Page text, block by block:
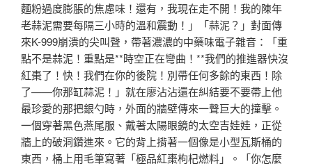
麵粉過度膨脹的焦慮味！還有，我現在走不開！我的陳年
老蒜泥需要每隔三小時的溫和震動！」「蒜泥？」對面傳
來K-999崩潰的尖叫聲，帶著濃濃的中藥味電子雜音：「重
點不是蒜泥！重點是**時空正在彎曲！**我們的推進器快沒
紅棗了！快！我們在你的後院！別帶任何多餘的東西！除
了——你那缸蒜泥！」就在廖沾沾還在糾結要不要帶上他
最珍愛的那把銀勺時，外面的牆壁傳來一聲巨大的撞擊。
一個穿著黑色燕尾服、戴著太陽眼鏡的太空吉娃娃，正從
牆上的破洞鑽進來。它的背上揹著一個像是小型瓦斯桶的
東西，桶上用毛筆寫著「極品紅棗枸杞燃料」。「你怎麼